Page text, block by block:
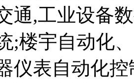
通,工业设备
;楼宇自动化
仪表自动化